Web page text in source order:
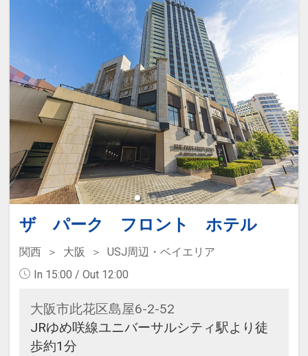
ザ パーク フロント ホテル
関西 大阪
USJ周辺・ベイエリア
In 15:00 / Out 12:00
大阪市此花区島屋6-2-52
JRゆめ咲線ユニバーサルシティ駅より徒
歩約1分